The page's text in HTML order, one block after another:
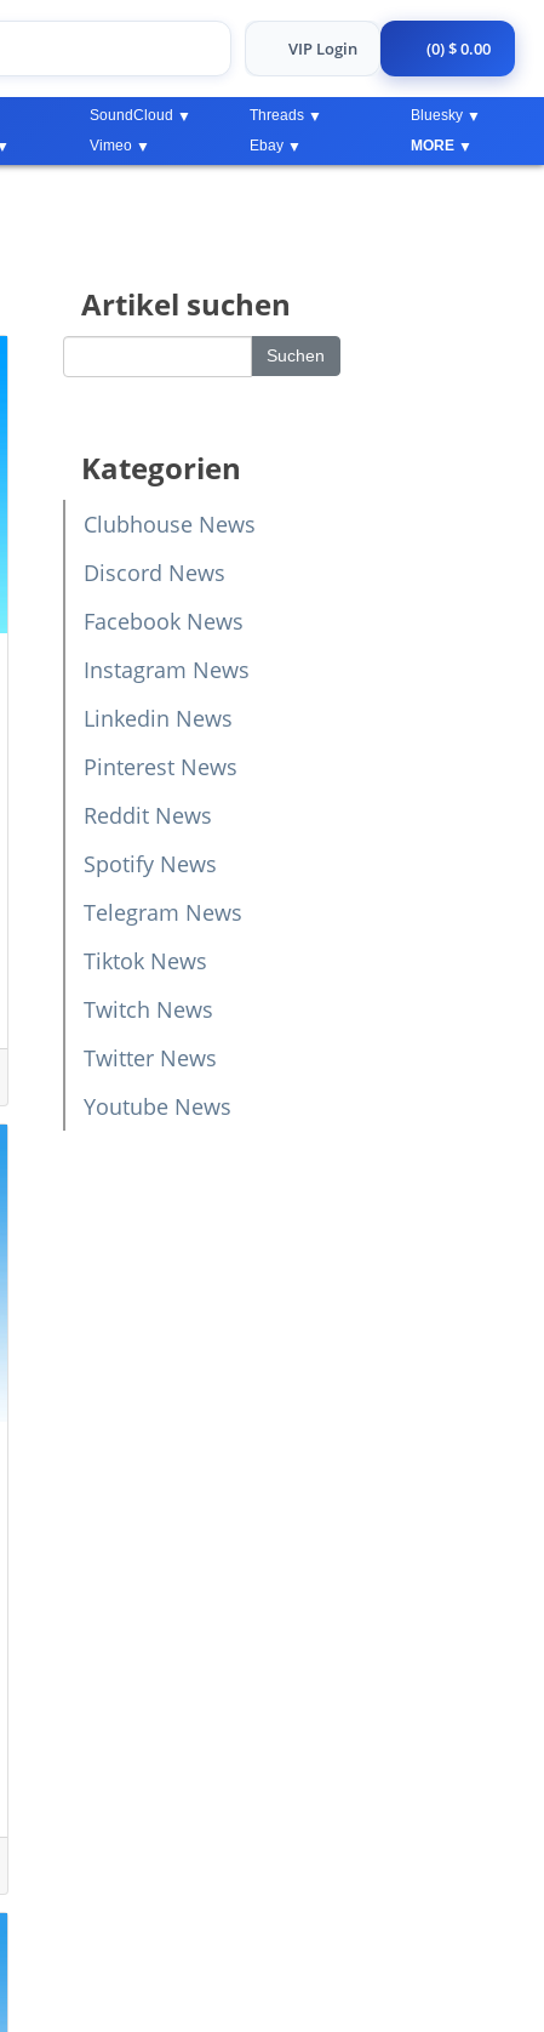
VIP Login (0) $ 0.00
SoundCloud Threads
Bluesky
Vimeo Ebay MORE
Artikel suchen
Kategorien
Clubhouse News
Discord News
Facebook News
Instagram News
Linkedin News
Pinterest News
Reddit News
Spotify News
Telegram News
Tiktok News
Twitch News
Twitter News
Youtube News